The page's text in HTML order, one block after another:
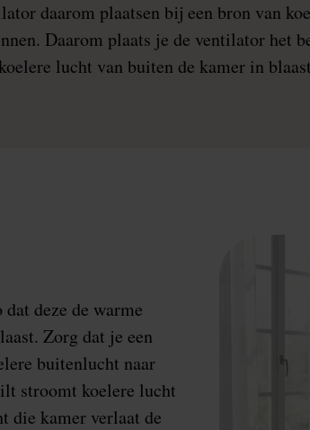
daarom plaatsen bij een bron van
Daarom plaats je de ventilator het
lucht van buiten de kamer in
deze de warme
Zorg dat je een
buitenlucht naar
stroomt koelere lucht
die kamer verlaat de